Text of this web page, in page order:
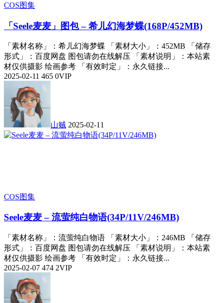
COS图集
「Seele麦麦」图包 – 希儿幻海梦蝶(168P/452MB)
「素材名称」：希儿幻海梦蝶 「素材大小」：452MB 「储存
形式」：百度网盘 图包请勿在线解压 「素材说明」：本站素
材仅供摄影 绘画参考 「有效时定」：永久链接...
2025-02-11 465 0VIP
山贼 2025-02-11
COS图集
Seele麦麦 – 流萤纯白物语(34P/11V/246MB)
「素材名称」：流萤纯白物语 「素材大小」：246MB 「储存
形式」：百度网盘 图包请勿在线解压 「素材说明」：本站素
材仅供摄影 绘画参考 「有效时定」：永久链接...
2025-02-07 474 2VIP